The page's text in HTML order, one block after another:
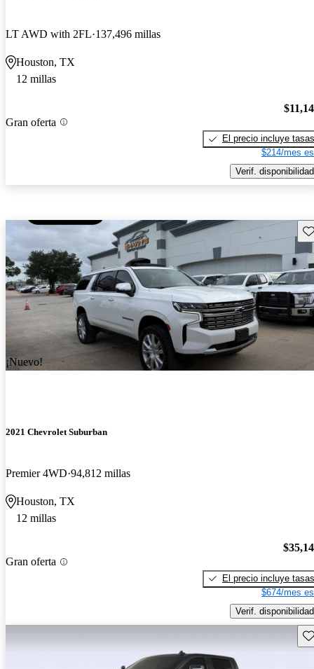
LT AWD with 2FL 137,496 millas
Houston, TX
12 millas
Gran oferta
El precio incluye tasas
$214/mes
Verif. disponibilidad
¡Nuevo!
2021 Chevrolet Suburban
Premier 4WD 94,812 millas
Houston, TX
12 millas
Gran oferta
El precio incluye tasas
$674/mes
Verif. disponibilidad